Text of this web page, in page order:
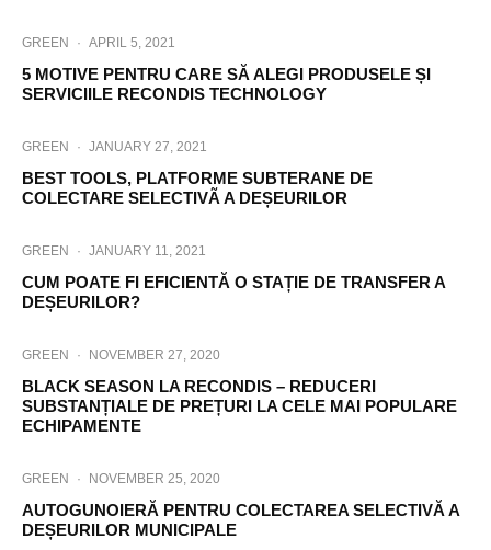
GREEN · APRIL 5, 2021
5 MOTIVE PENTRU CARE SĂ ALEGI PRODUSELE ȘI
SERVICIILE RECONDIS TECHNOLOGY
GREEN · JANUARY 27, 2021
BEST TOOLS, PLATFORME SUBTERANE DE
COLECTARE SELECTIVÃ A DEȘEURILOR
GREEN · JANUARY 11, 2021
CUM POATE FI EFICIENTĂ O STAȚIE DE TRANSFER A
DEȘEURILOR?
GREEN · NOVEMBER 27, 2020
BLACK SEASON LA RECONDIS – REDUCERI
SUBSTANȚIALE DE PREȚURI LA CELE MAI POPULARE
ECHIPAMENTE
GREEN · NOVEMBER 25, 2020
AUTOGUNOIERĂ PENTRU COLECTAREA SELECTIVĂ A
DEȘEURILOR MUNICIPALE